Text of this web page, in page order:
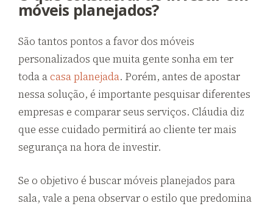
móveis planejados?
São tantos pontos a favor dos móveis
personalizados que muita gente sonha em ter
toda acasa planejada. Porém, antes de apostar
nessa solução, é importante pesquisar diferentes
empresas e comparar seus serviços. Cláudia diz
que esse cuidado permitirá ao cliente ter mais
segurança na hora de investir.
Se o objetivo é buscar móveis planejados para
sala, vale a pena observar o estilo que predomina